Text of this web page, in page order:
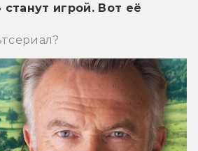
игрой. Вот её